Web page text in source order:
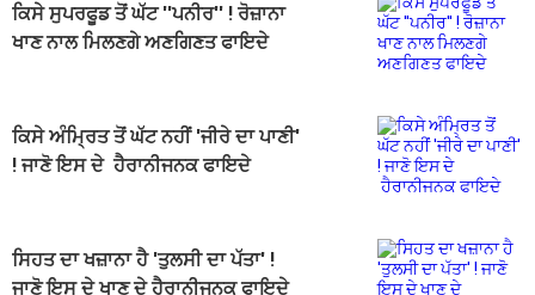
ਕਿਸੇ ਸੁਪਰਫੂਡ ਤੋਂ ਘੱਟ ''ਪਨੀਰ'' ! ਰੋਜ਼ਾਨਾ
ਖਾਣ ਨਾਲ ਮਿਲਣਗੇ ਅਣਗਿਣਤ ਫਾਇਦੇ
ਕਿਸੇ ਅੰਮ੍ਰਿਤ ਤੋਂ ਘੱਟ ਨਹੀਂ 'ਜੀਰੇ ਦਾ ਪਾਣੀ'
! ਜਾਣੋ ਇਸ ਦੇ ਹੈਰਾਨੀਜਨਕ ਫਾਇਦੇ
ਸਿਹਤ ਦਾ ਖਜ਼ਾਨਾ ਹੈ 'ਤੁਲਸੀ ਦਾ ਪੱਤਾ' !
ਜਾਣੋ ਇਸ ਦੇ ਖਾਣ ਦੇ ਹੈਰਾਨੀਜਨਕ ਫਾਇਦੇ